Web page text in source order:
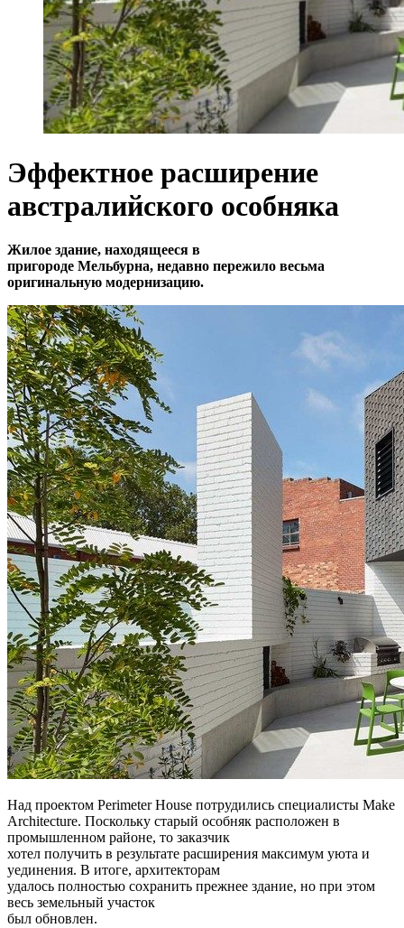
Эффектное расширение
австралийского особняка
Жилое здание, находящееся в
пригороде Мельбурна, недавно пережило весьма
оригинальную модернизацию.
Над проектом Perimeter House потрудились специалисты Make
Architecture. Поскольку старый особняк расположен в
промышленном районе, то заказчик
хотел получить в результате расширения максимум уюта и
уединения. В итоге, архитекторам
удалось полностью сохранить прежнее здание, но при этом
весь земельный участок
был обновлен.